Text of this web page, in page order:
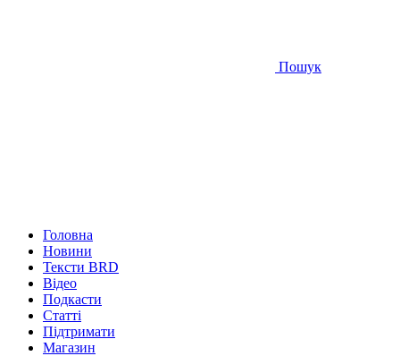
Пошук
Головна
Новини
Тексти BRD
Відео
Подкасти
Статті
Підтримати
Магазин